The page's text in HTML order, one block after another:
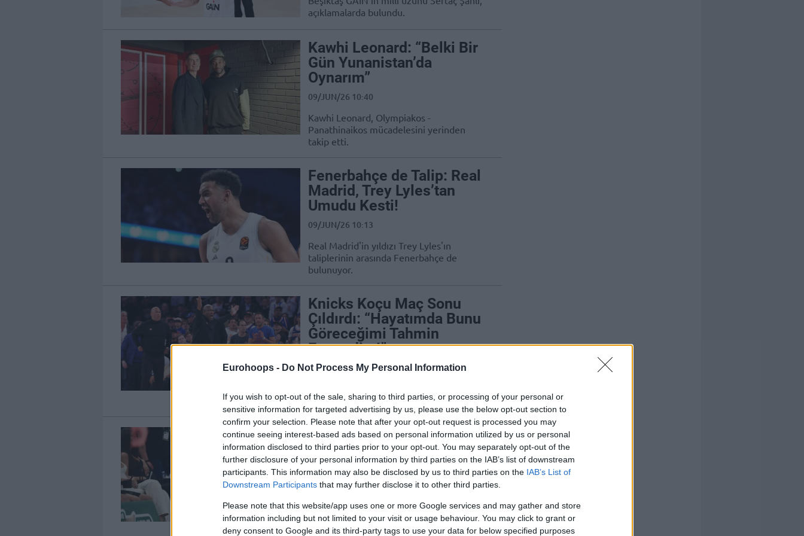
Eurohoops - Do Not Process My Personal Information
If you wish to opt-out of the sale, sharing to third parties, or processing of your personal or
sensitive information for targeted advertising by us, please use the below opt-out section to
confirm your selection. Please note that after your opt-out request is processed you may
continue seeing interest-based ads based on personal information utilized by us or personal
information disclosed to third parties prior to your opt-out. You may separately opt-out of the
further disclosure of your personal information by third parties on the IAB’s list of downstream
participants. This information may also be disclosed by us to third parties on the IAB’s List of
Downstream Participants that may further disclose it to other third parties.
Please note that this website/app uses one or more Google services and may gather and store
information including but not limited to your visit or usage behaviour. You may click to grant or
deny consent to Google and its third-party tags to use your data for below specified purposes
açıklamalarda bulundu.
Kawhi Leonard: “Belki Bir
Gün Yunanistan’da
Oynarım”
09/JUN/26 10:40
Kawhi Leonard, Olympiakos -
Panathinaikos mücadelesini yerinden
takip etti.
Fenerbahçe de Talip: Real
Madrid, Trey Lyles’tan
Umudu Kesti!
09/JUN/26 10:13
Real Madrid'in yıldızı Trey Lyles'ın
taliplerinin arasında Fenerbahçe de
bulunuyor.
Knicks Koçu Maç Sonu
Çıldırdı: “Hayatımda Bunu
Göreceğimi Tahmin
Etmezdim!”
09/JUN/26 09:24
açıklamalarda bulundu.
PAO Başkanı’ndan
Olympiakos’un
Sahiplerine: “Bütün
Salonun Çocuklarınıza
Küfrettiğini Düşünün, Ne
Hissederdiniz?”
09/JUN/26 07:56